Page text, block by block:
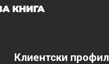
Клиентски профил